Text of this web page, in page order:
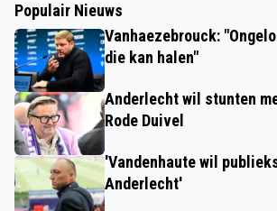
Populair Nieuws
Vanhaezebrouck:
die kan halen"
Anderlecht wil stunten
Rode Duivel
'Vandenhaute wil
Anderlecht'